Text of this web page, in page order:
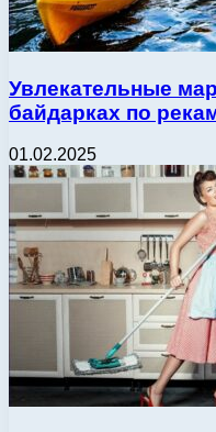
Увлекательные
байдарках по
01.02.2025